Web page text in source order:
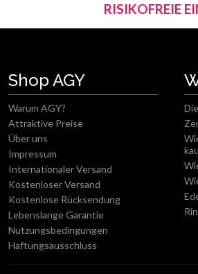
RISIKOFREIE
Shop AGY
Warum AGY?
Attraktive Preise
Über uns
Impressum
Internationaler Versand
Kostenloser Versand
Kostenlose Rücksendung
Lebenslange Garantie
Nutzungsbedingungen
Haftungsausschluss